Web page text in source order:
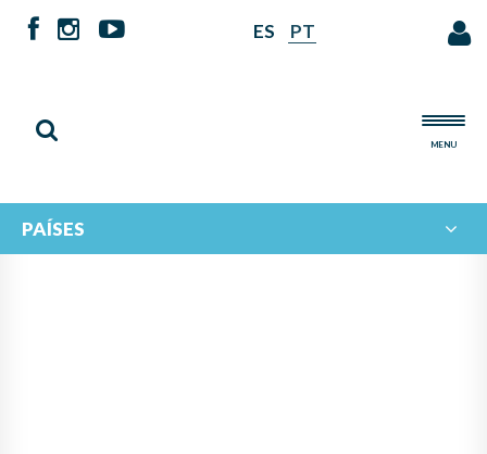
ES PT
MENU
PAÍSES